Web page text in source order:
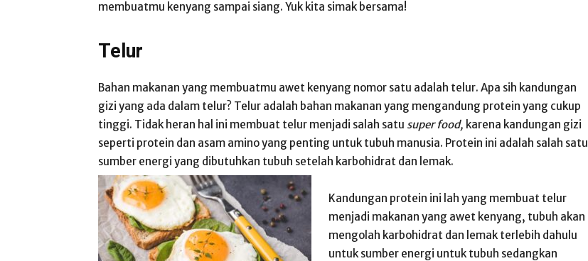
membuatmu kenyang sampai siang. Yuk kita simak bersama!
Telur
Bahan makanan yang membuatmu awet kenyang nomor satu adalah telur. Apa sih kandungan
gizi yang ada dalam telur? Telur adalah bahan makanan yang mengandung protein yang cukup
tinggi. Tidak heran hal ini membuat telur menjadi salah satu super food, karena kandungan gizi
seperti protein dan asam amino yang penting untuk tubuh manusia. Protein ini adalah salah satu
sumber energi yang dibutuhkan tubuh setelah karbohidrat dan lemak.
Kandungan protein ini lah yang membuat telur
menjadi makanan yang awet kenyang, tubuh akan
mengolah karbohidrat dan lemak terlebih dahulu
untuk sumber energi untuk tubuh sedangkan